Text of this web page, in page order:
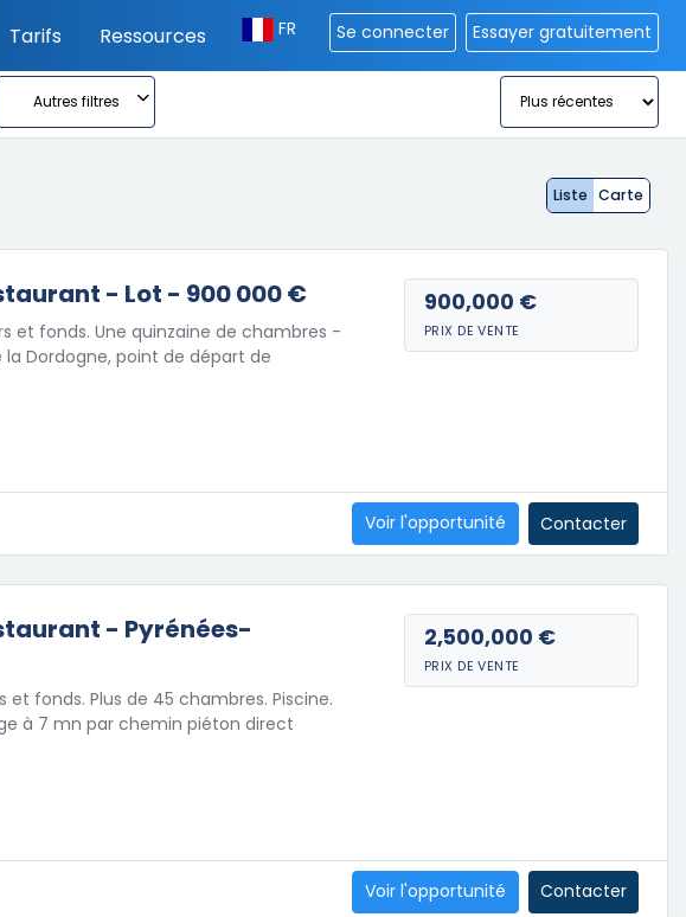
Tarifs Ressources FR Se connecter Essayer gratuitement
Autres filtres
Liste Carte
- Lot - 900 000 €
et fonds. Une quinzaine de chambres -
Dordogne, point de départ de
900,000 €
PRIX DE VENTE
Voir l'opportunité Contacter
- Pyrénées-
et fonds. Plus de 45 chambres. Piscine.
à 7 mn par chemin piéton direct
2,500,000 €
PRIX DE VENTE
Voir l'opportunité Contacter